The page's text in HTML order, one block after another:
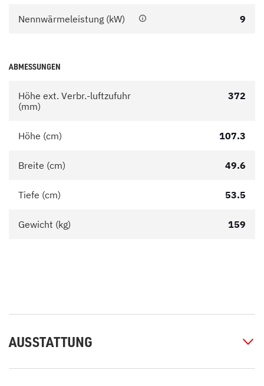
Nennwärmeleistung (kW) 9
ABMESSUNGEN
Höhe ext. Verbr.-luftzufuhr
(mm)
372
Höhe (cm) 107.3
Breite (cm) 49.6
Tiefe (cm) 53.5
Gewicht (kg) 159
AUSSTATTUNG